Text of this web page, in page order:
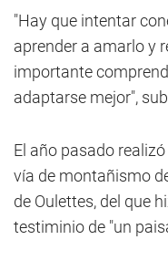
"Hay que intentar
aprender a amarlo y
importante
adaptarse mejor",
El año pasado
vía de montañismo
de Oulettes, del que
testiminio de "un